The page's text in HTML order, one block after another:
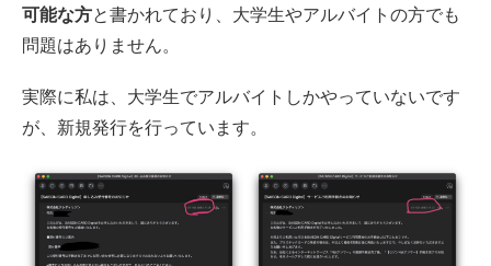
可能な方と書かれており、大学生やアルバイトの方でも
問題はありません。
実際に私は、大学生でアルバイトしかやっていないです
が、新規発行を行っています。